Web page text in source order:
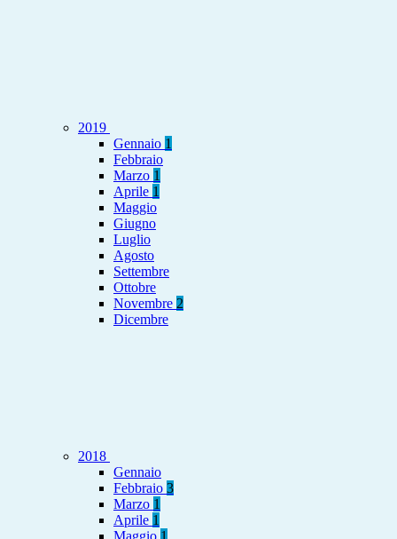
2019
Gennaio 1
Febbraio
Marzo 1
Aprile 1
Maggio
Giugno
Luglio
Agosto
Settembre
Ottobre
Novembre 2
Dicembre
2018
Gennaio
Febbraio 3
Marzo 1
Aprile 1